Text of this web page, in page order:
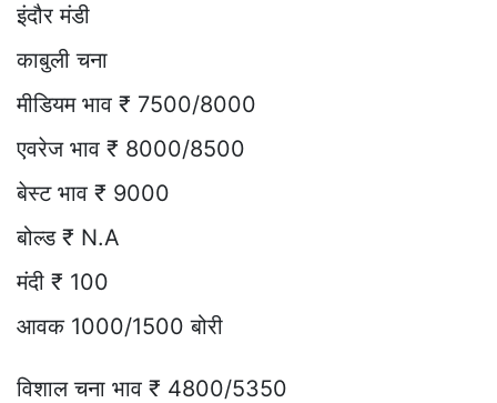
इंदौर मंडी
काबुली चना
मीडियम भाव ₹ 7500/8000
एवरेज भाव ₹ 8000/8500
बेस्ट भाव ₹ 9000
बोल्ड ₹ N.A
मंदी ₹ 100
आवक 1000/1500 बोरी
विशाल चना भाव ₹ 4800/5350